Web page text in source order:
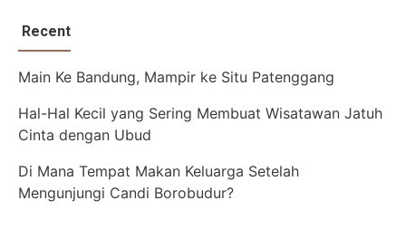
Recent
Main Ke Bandung, Mampir ke Situ Patenggang
Hal-Hal Kecil yang Sering Membuat Wisatawan Jatuh
Cinta dengan Ubud
Di Mana Tempat Makan Keluarga Setelah
Mengunjungi Candi Borobudur?